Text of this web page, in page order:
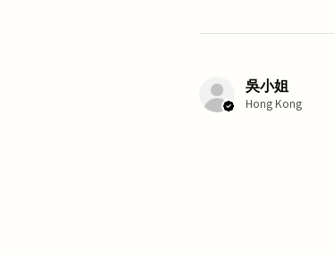
吳小姐
Hong Kong